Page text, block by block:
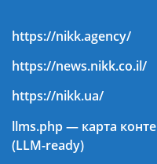
https://nikk.agency/
https://news.nikk.co.il/
https://nikk.ua/
llms.php — карта
(LLM-ready)